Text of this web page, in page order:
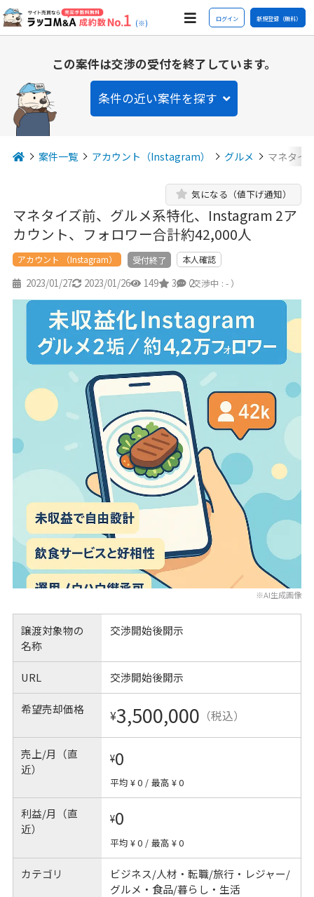
(※) ログイン 新規登録（無料）
この案件は交渉の受付を終了しています。
条件の近い案件を探す
案件一覧 アカウント（Instagram） グルメ マネタイ
マネタイズ前、グルメ系特化、Instagram 2ア
カウント、フォロワー合計約42,000人
気になる（値下げ通知）
アカウント （Instagram） 受付終了 本人確認
2023/01/27 2023/01/26 149 3 2
（交渉中 : - ）
※AI生成画像
譲渡対象物の
名称
交渉開始後開示
URL 交渉開始後開示
希望売却価格 ¥3,500,000 （税込）
売上/月（直
近）
¥0
平均 ¥ 0 / 最高 ¥ 0
利益/月（直
近）
¥0
平均 ¥ 0 / 最高 ¥ 0
カテゴリ
ビジネス/人材・転職/旅行・レジャー/
グルメ・食品/暮らし・生活